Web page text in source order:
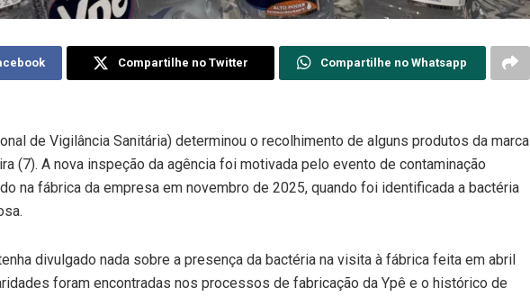
Compartilhe no Twitter Compartilhe no Whatsapp
de Vigilância Sanitária) determinou o recolhimento de alguns produtos da marca
(7). A nova inspeção da agência foi motivada pelo evento de contaminação
na fábrica da empresa em novembro de 2025, quando foi identificada a bactéria
divulgado nada sobre a presença da bactéria na visita à fábrica feita em abril
foram encontradas nos processos de fabricação da Ypê e o histórico de